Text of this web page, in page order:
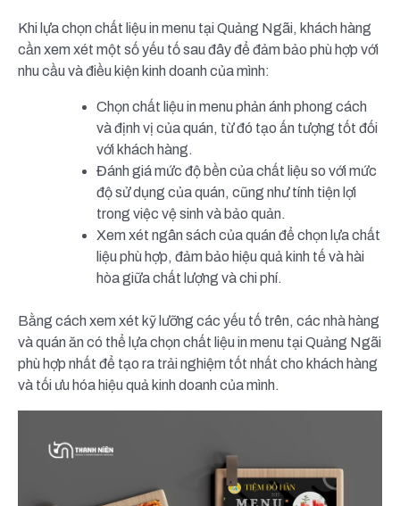
Khi lựa chọn chất liệu in menu tại Quảng Ngãi, khách hàng
cần xem xét một số yếu tố sau đây để đảm bảo phù hợp với
nhu cầu và điều kiện kinh doanh của mình:
Chọn chất liệu in menu phản ánh phong cách
và định vị của quán, từ đó tạo ấn tượng tốt đối
với khách hàng.
Đánh giá mức độ bền của chất liệu so với mức
độ sử dụng của quán, cũng như tính tiện lợi
trong việc vệ sinh và bảo quản.
Xem xét ngân sách của quán để chọn lựa chất
liệu phù hợp, đảm bảo hiệu quả kinh tế và hài
hòa giữa chất lượng và chi phí.
Bằng cách xem xét kỹ lưỡng các yếu tố trên, các nhà hàng
và quán ăn có thể lựa chọn chất liệu in menu tại Quảng Ngãi
phù hợp nhất để tạo ra trải nghiệm tốt nhất cho khách hàng
và tối ưu hóa hiệu quả kinh doanh của mình.